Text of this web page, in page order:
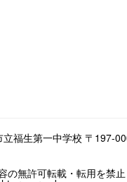
立福生第一中学校 〒197-
無許可転載・転用を禁